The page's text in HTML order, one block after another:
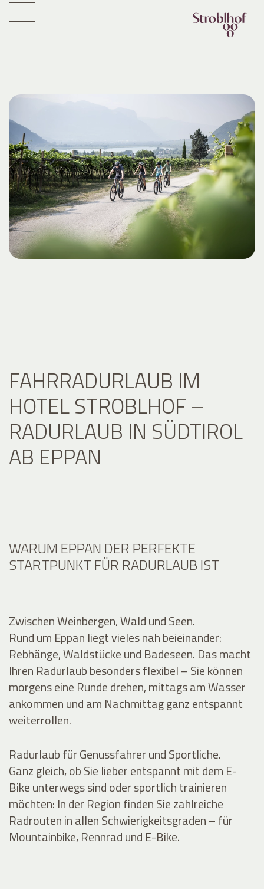
FAHRRADURLAUB IM
HOTEL STROBLHOF –
RADURLAUB IN SÜDTIROL
AB EPPAN
WARUM EPPAN DER PERFEKTE
STARTPUNKT FÜR RADURLAUB IST
Zwischen Weinbergen, Wald und Seen.
Rund um Eppan liegt vieles nah beieinander:
Rebhänge, Waldstücke und Badeseen. Das macht
Ihren Radurlaub besonders flexibel – Sie können
morgens eine Runde drehen, mittags am Wasser
ankommen und am Nachmittag ganz entspannt
weiterrollen.
Radurlaub für Genussfahrer und Sportliche.
Ganz gleich, ob Sie lieber entspannt mit dem E-
Bike unterwegs sind oder sportlich trainieren
möchten: In der Region finden Sie zahlreiche
Radrouten in allen Schwierigkeitsgraden – für
Mountainbike, Rennrad und E-Bike.